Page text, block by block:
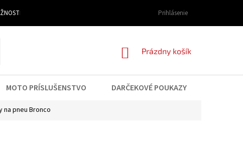
DOPRAVY A PLATBY OBCHODNÉ PODMIENKY PODMIENKY
Prihlásenie
NÁKUPNÝ
Prázdny košík
MOTO PRÍSLUŠENSTVO DARČEKOVÉ POUKAZY
na pneu Bronco